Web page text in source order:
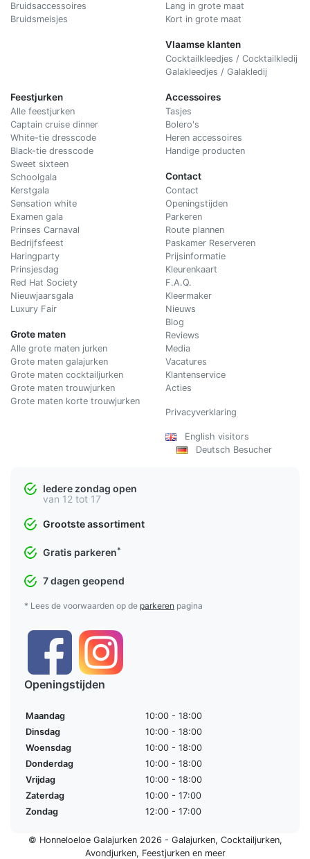
Bruidsaccessoires
Bruidsmeisjes
Lang in grote maat
Kort in grote maat
Vlaamse klanten
Cocktailkleedjes / Cocktailkledij
Galakleedjes / Galakledij
Feestjurken
Alle feestjurken
Captain cruise dinner
White-tie dresscode
Black-tie dresscode
Sweet sixteen
Schoolgala
Kerstgala
Sensation white
Examen gala
Prinses Carnaval
Bedrijfsfeest
Haringparty
Prinsjesdag
Red Hat Society
Nieuwjaarsgala
Luxury Fair
Grote maten
Alle grote maten jurken
Grote maten galajurken
Grote maten cocktailjurken
Grote maten trouwjurken
Grote maten korte trouwjurken
Accessoires
Tasjes
Bolero's
Heren accessoires
Handige producten
Contact
Contact
Openingstijden
Parkeren
Route plannen
Paskamer Reserveren
Prijsinformatie
Kleurenkaart
F.A.Q.
Kleermaker
Nieuws
Blog
Reviews
Media
Vacatures
Klantenservice
Acties
Privacyverklaring
English visitors
Deutsch Besucher
Iedere zondag open
van 12 tot 17
Grootste assortiment
Gratis parkeren*
7 dagen geopend
* Lees de voorwaarden op de parkeren pagina
Openingstijden
Maandag
10:00 - 18:00
Dinsdag
10:00 - 18:00
Woensdag
10:00 - 18:00
Donderdag
10:00 - 18:00
Vrijdag
10:00 - 18:00
Zaterdag
10:00 - 17:00
Zondag
12:00 - 17:00
© Honneloeloe Galajurken 2026 - Galajurken, Cocktailjurken,
Avondjurken, Feestjurkenen meer